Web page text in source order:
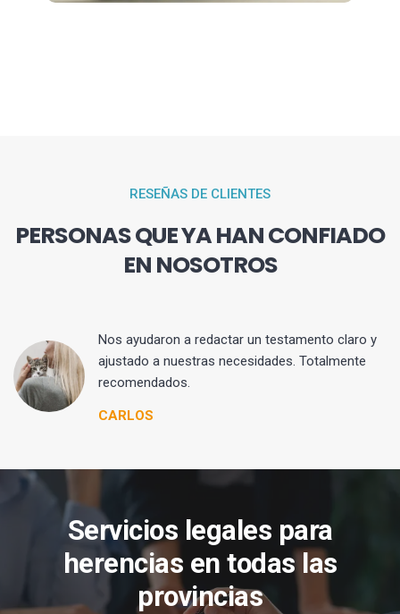
RESEÑAS DE CLIENTES
PERSONAS QUE YA HAN CONFIADO
EN NOSOTROS
Nos ayudaron a redactar un testamento claro y
ajustado a nuestras necesidades. Totalmente
recomendados.
CARLOS
Servicios legales para
herencias en todas las
provincias